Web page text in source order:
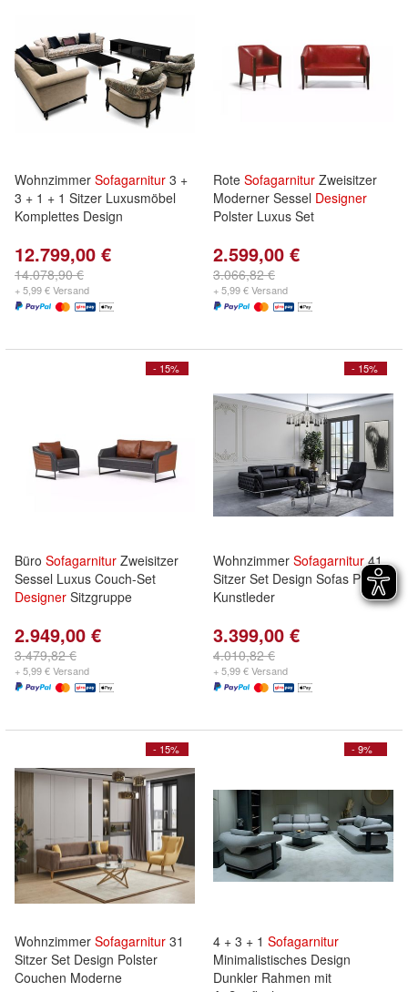
Wohnzimmer Sofagarnitur 3 +
3 + 1 + 1 Sitzer Luxusmöbel
Komplettes Design
12.799,00 €
14.078,90 €
+ 5,99 € Versand
Rote Sofagarnitur Zweisitzer
Moderner Sessel Designer
Polster Luxus Set
2.599,00 €
3.066,82 €
+ 5,99 € Versand
- 15%
Büro Sofagarnitur Zweisitzer
Sessel Luxus Couch-Set
Designer Sitzgruppe
2.949,00 €
3.479,82 €
+ 5,99 € Versand
- 15%
Wohnzimmer Sofagarnitur41
Sitzer Set Design Sofas Polster
Kunstleder
3.399,00 €
4.010,82 €
+ 5,99 € Versand
- 15%
Wohnzimmer Sofagarnitur 31
Sitzer Set Design Polster
Couchen Moderne
- 9%
4 + 3 + 1 Sofagarnitur
Minimalistisches Design
Dunkler Rahmen mit